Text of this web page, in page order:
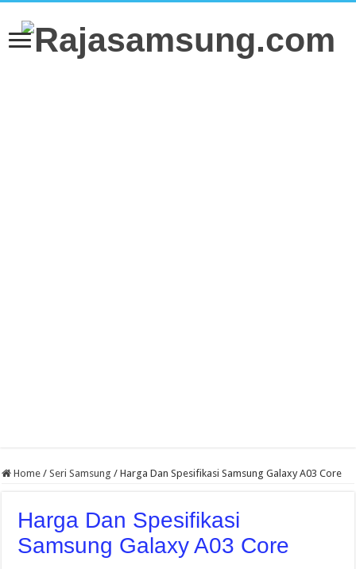
Home / Seri Samsung / Harga Dan Spesifikasi Samsung Galaxy A03 Core
Harga Dan Spesifikasi
Samsung Galaxy A03 Core